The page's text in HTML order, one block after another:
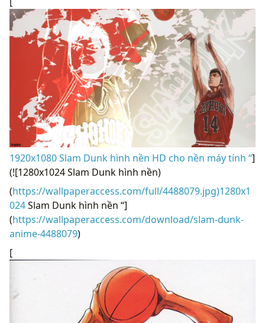
1920x1080 Slam Dunk hình nền HD cho nền máy tính “]
(![1280x1024 Slam Dunk hình nền)
(https://wallpaperaccess.com/full/4488079.jpg)1280x1
024Slam Dunk hình nền “]
(https://wallpaperaccess.com/download/slam-dunk-
anime-4488079)
[